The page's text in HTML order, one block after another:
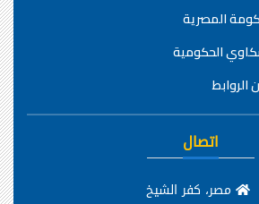
المصرية
الحكومية
الروابط
اتصال
مصر، كفر الشيخ